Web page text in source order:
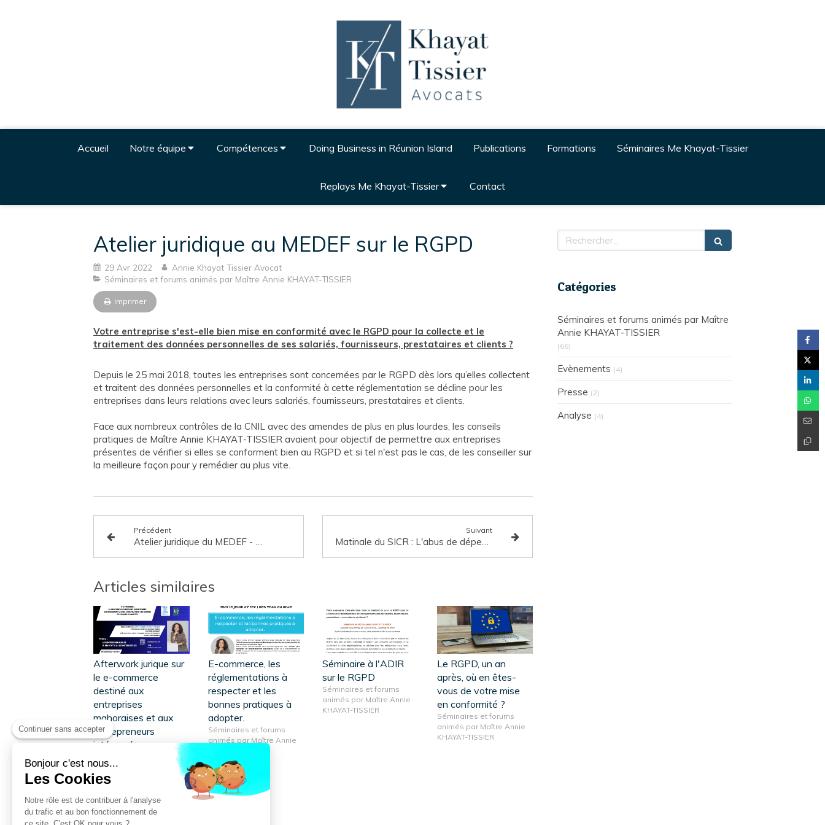
Accueil Notre équipe Compétences Doing Business in Réunion Island Publications Formations Séminaires Me Khayat-Tissier
Replays Me Khayat-Tissier Contact
Atelier juridique au MEDEF sur le RGPD
29 Avr 2022
Annie Khayat Tissier Avocat
Séminaires et forums animés par Maître Annie KHAYAT-TISSIER
Imprimer
Votre entreprise s'est-elle bien mise en conformité avec le RGPD pour la collecte et le
traitement des données personnelles de ses salariés, fournisseurs, prestataires et clients ?
Depuis le 25 mai 2018, toutes les entreprises sont concernées par le RGPD dès lors qu’elles collectent
et traitent des données personnelles et la conformité à cette réglementation se décline pour les
entreprises dans leurs relations avec leurs salariés, fournisseurs, prestataires et clients.
Face aux nombreux contrôles de la CNIL avec des amendes de plus en plus lourdes, les conseils
pratiques de Maître Annie KHAYAT-TISSIER avaient pour objectif de permettre aux entreprises
présentes de vérifier si elles se conforment bien au RGPD et si tel n'est pas le cas, de les conseiller sur
la meilleure façon pour y remédier au plus vite.
Précédent Suivant
Articles similaires
Afterwork jurique sur
le e-commerce
destiné aux
entreprises
mahoraises et aux
entrepreneurs
intéressés par
animés par Maître Annie
E-commerce, les
réglementations à
respecter et les
bonnes pratiques à
adopter.
Séminaires et forums
animés par Maître Annie
Séminaire à l'ADIR
sur le RGPD
Séminaires et forums
animés par Maître Annie
KHAYAT-TISSIER
Le RGPD, un an
après, où en êtes-
vous de votre mise
en conformité ?
Séminaires et forums
animés par Maître Annie
KHAYAT-TISSIER
Rechercher
Catégories
Séminaires et forums animés par Maître
Annie KHAYAT-TISSIER
(66)
Evènements (4)
Presse (2)
Analyse (4)
Continuer sans accepter
Bonjour c'est nous...
Les Cookies
Notre rôle est de contribuer à l'analyse
du trafic et au bon fonctionnement de